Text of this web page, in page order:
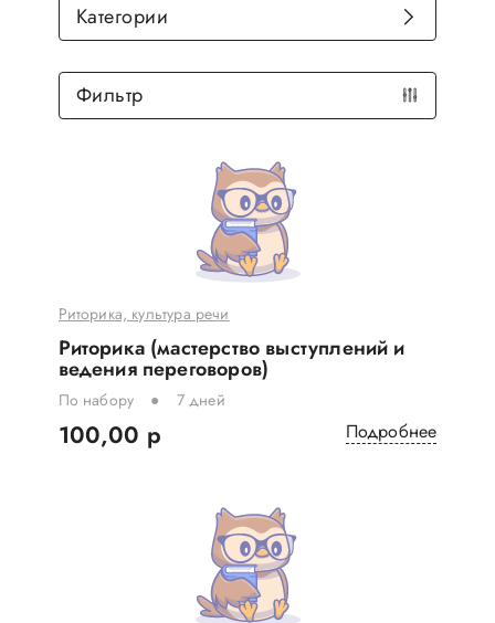
Риторика, культура речи
Риторика (мастерство выступлений и
ведения переговоров)
По набору 7 дней
100,00 р Подробнее
Категории
Фильтр